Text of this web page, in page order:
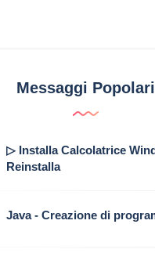
Messaggi Popolari
▷ Installa Calcolatrice
Reinstalla
Java - Creazione di